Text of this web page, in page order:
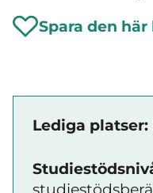
Spara den här
Lediga platser: